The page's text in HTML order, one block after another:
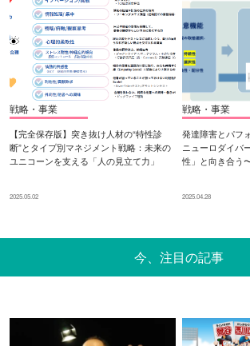
戦略・事業
【完全保存版】突き抜け人材の“特性診
断”とタイプ別マネジメント戦略：未来の
ユニコーンを支える「人の見立て力」
2025.05.02
戦略・事業
発達障害とパフ
ニューロダイバ
性」と向き合う
2025.04.28
今、注目の記事